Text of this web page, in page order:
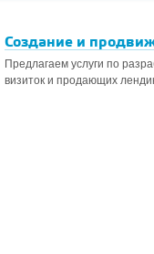
Создание и
Предлагаем услуги по
визиток и продающих